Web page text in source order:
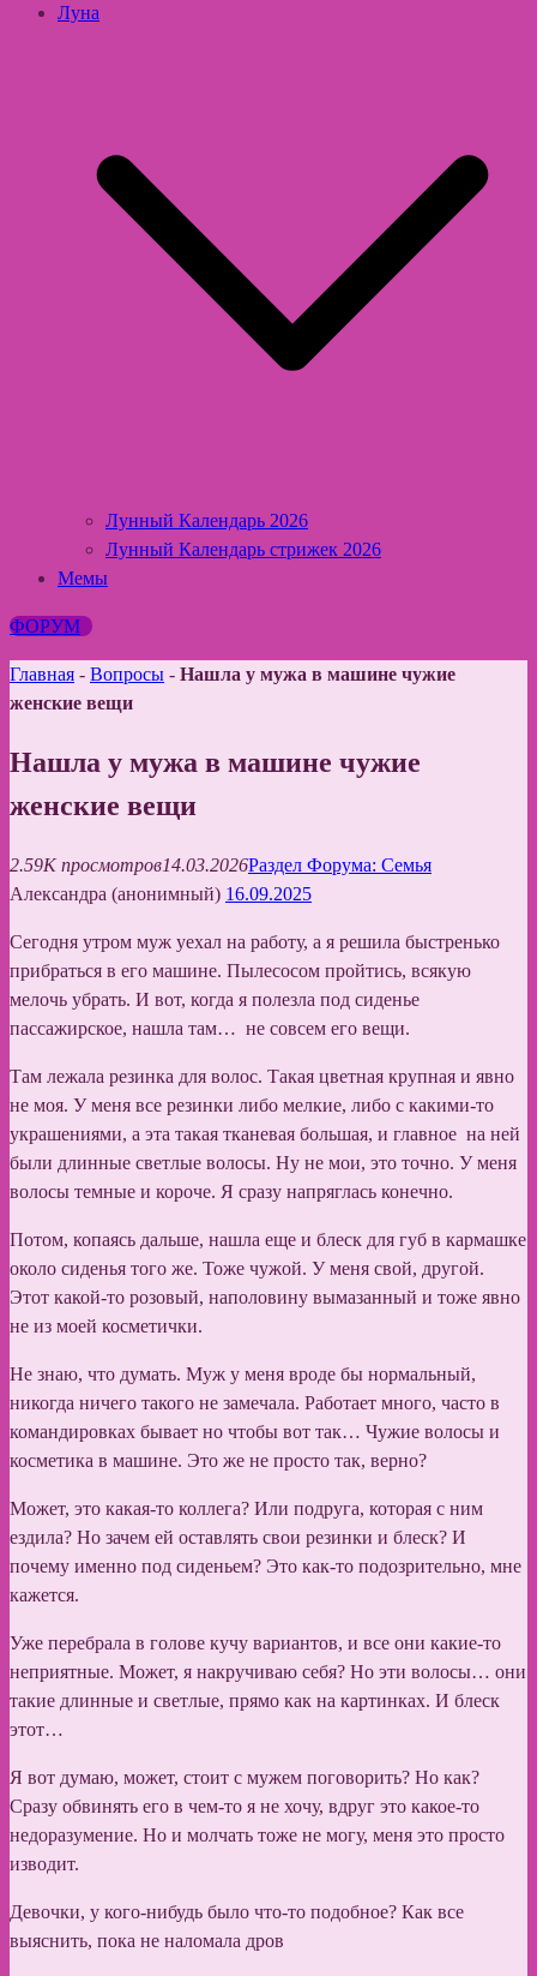
Луна
Лунный Календарь 2026
Лунный Календарь стрижек 2026
Мемы
ФОРУМ
Главная - Вопросы - Нашла у мужа в машине чужие
женские вещи
Нашла у мужа в машине чужие
женские вещи
2.59K просмотров14.03.2026Раздел Форума: Семья
Александра (анонимный) 16.09.2025
Сегодня утром муж уехал на работу, а я решила быстренько
прибраться в его машине. Пылесосом пройтись, всякую
мелочь убрать. И вот, когда я полезла под сиденье
пассажирское, нашла там… не совсем его вещи.
Там лежала резинка для волос. Такая цветная крупная и явно
не моя. У меня все резинки либо мелкие, либо с какими-то
украшениями, а эта такая тканевая большая, и главное на ней
были длинные светлые волосы. Ну не мои, это точно. У меня
волосы темные и короче. Я сразу напряглась конечно.
Потом, копаясь дальше, нашла еще и блеск для губ в кармашке
около сиденья того же. Тоже чужой. У меня свой, другой.
Этот какой-то розовый, наполовину вымазанный и тоже явно
не из моей косметички.
Не знаю, что думать. Муж у меня вроде бы нормальный,
никогда ничего такого не замечала. Работает много, часто в
командировках бывает но чтобы вот так… Чужие волосы и
косметика в машине. Это же не просто так, верно?
Может, это какая-то коллега? Или подруга, которая с ним
ездила? Но зачем ей оставлять свои резинки и блеск? И
почему именно под сиденьем? Это как-то подозрительно, мне
кажется.
Уже перебрала в голове кучу вариантов, и все они какие-то
неприятные. Может, я накручиваю себя? Но эти волосы… они
такие длинные и светлые, прямо как на картинках. И блеск
этот…
Я вот думаю, может, стоит с мужем поговорить? Но как?
Сразу обвинять его в чем-то я не хочу, вдруг это какое-то
недоразумение. Но и молчать тоже не могу, меня это просто
изводит.
Девочки, у кого-нибудь было что-то подобное? Как все
выяснить, пока не наломала дров